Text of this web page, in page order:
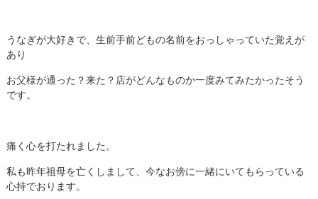
うなぎが大好きで、生前手前どもの名前をおっしゃっていた覚えが
あり
お父様が通った？来た？店がどんなものか一度みてみたかったそう
です。
痛く心を打たれました。
私も昨年祖母を亡くしまして、今なお傍に一緒にいてもらっている
心持でおります。